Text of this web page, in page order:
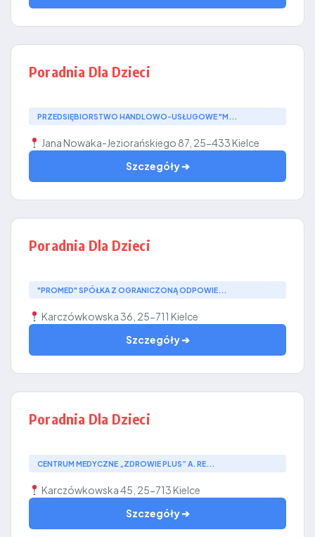
Poradnia Dla Dzieci
PRZEDSIĘBIORSTWO HANDLOWO-USŁUGOWE "M...
Jana Nowaka-Jeziorańskiego 87, 25-433 Kielce
Szczegóły ➔
Poradnia Dla Dzieci
"PROMED" SPÓŁKA Z OGRANICZONĄ ODPOWIE...
Karczówkowska 36, 25-711 Kielce
Szczegóły ➔
Poradnia Dla Dzieci
CENTRUM MEDYCZNE „ZDROWIE PLUS” A. RE...
Karczówkowska 45, 25-713 Kielce
Szczegóły ➔